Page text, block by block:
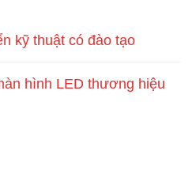
kỹ thuật có đào tạo
hình LED thương hiệu